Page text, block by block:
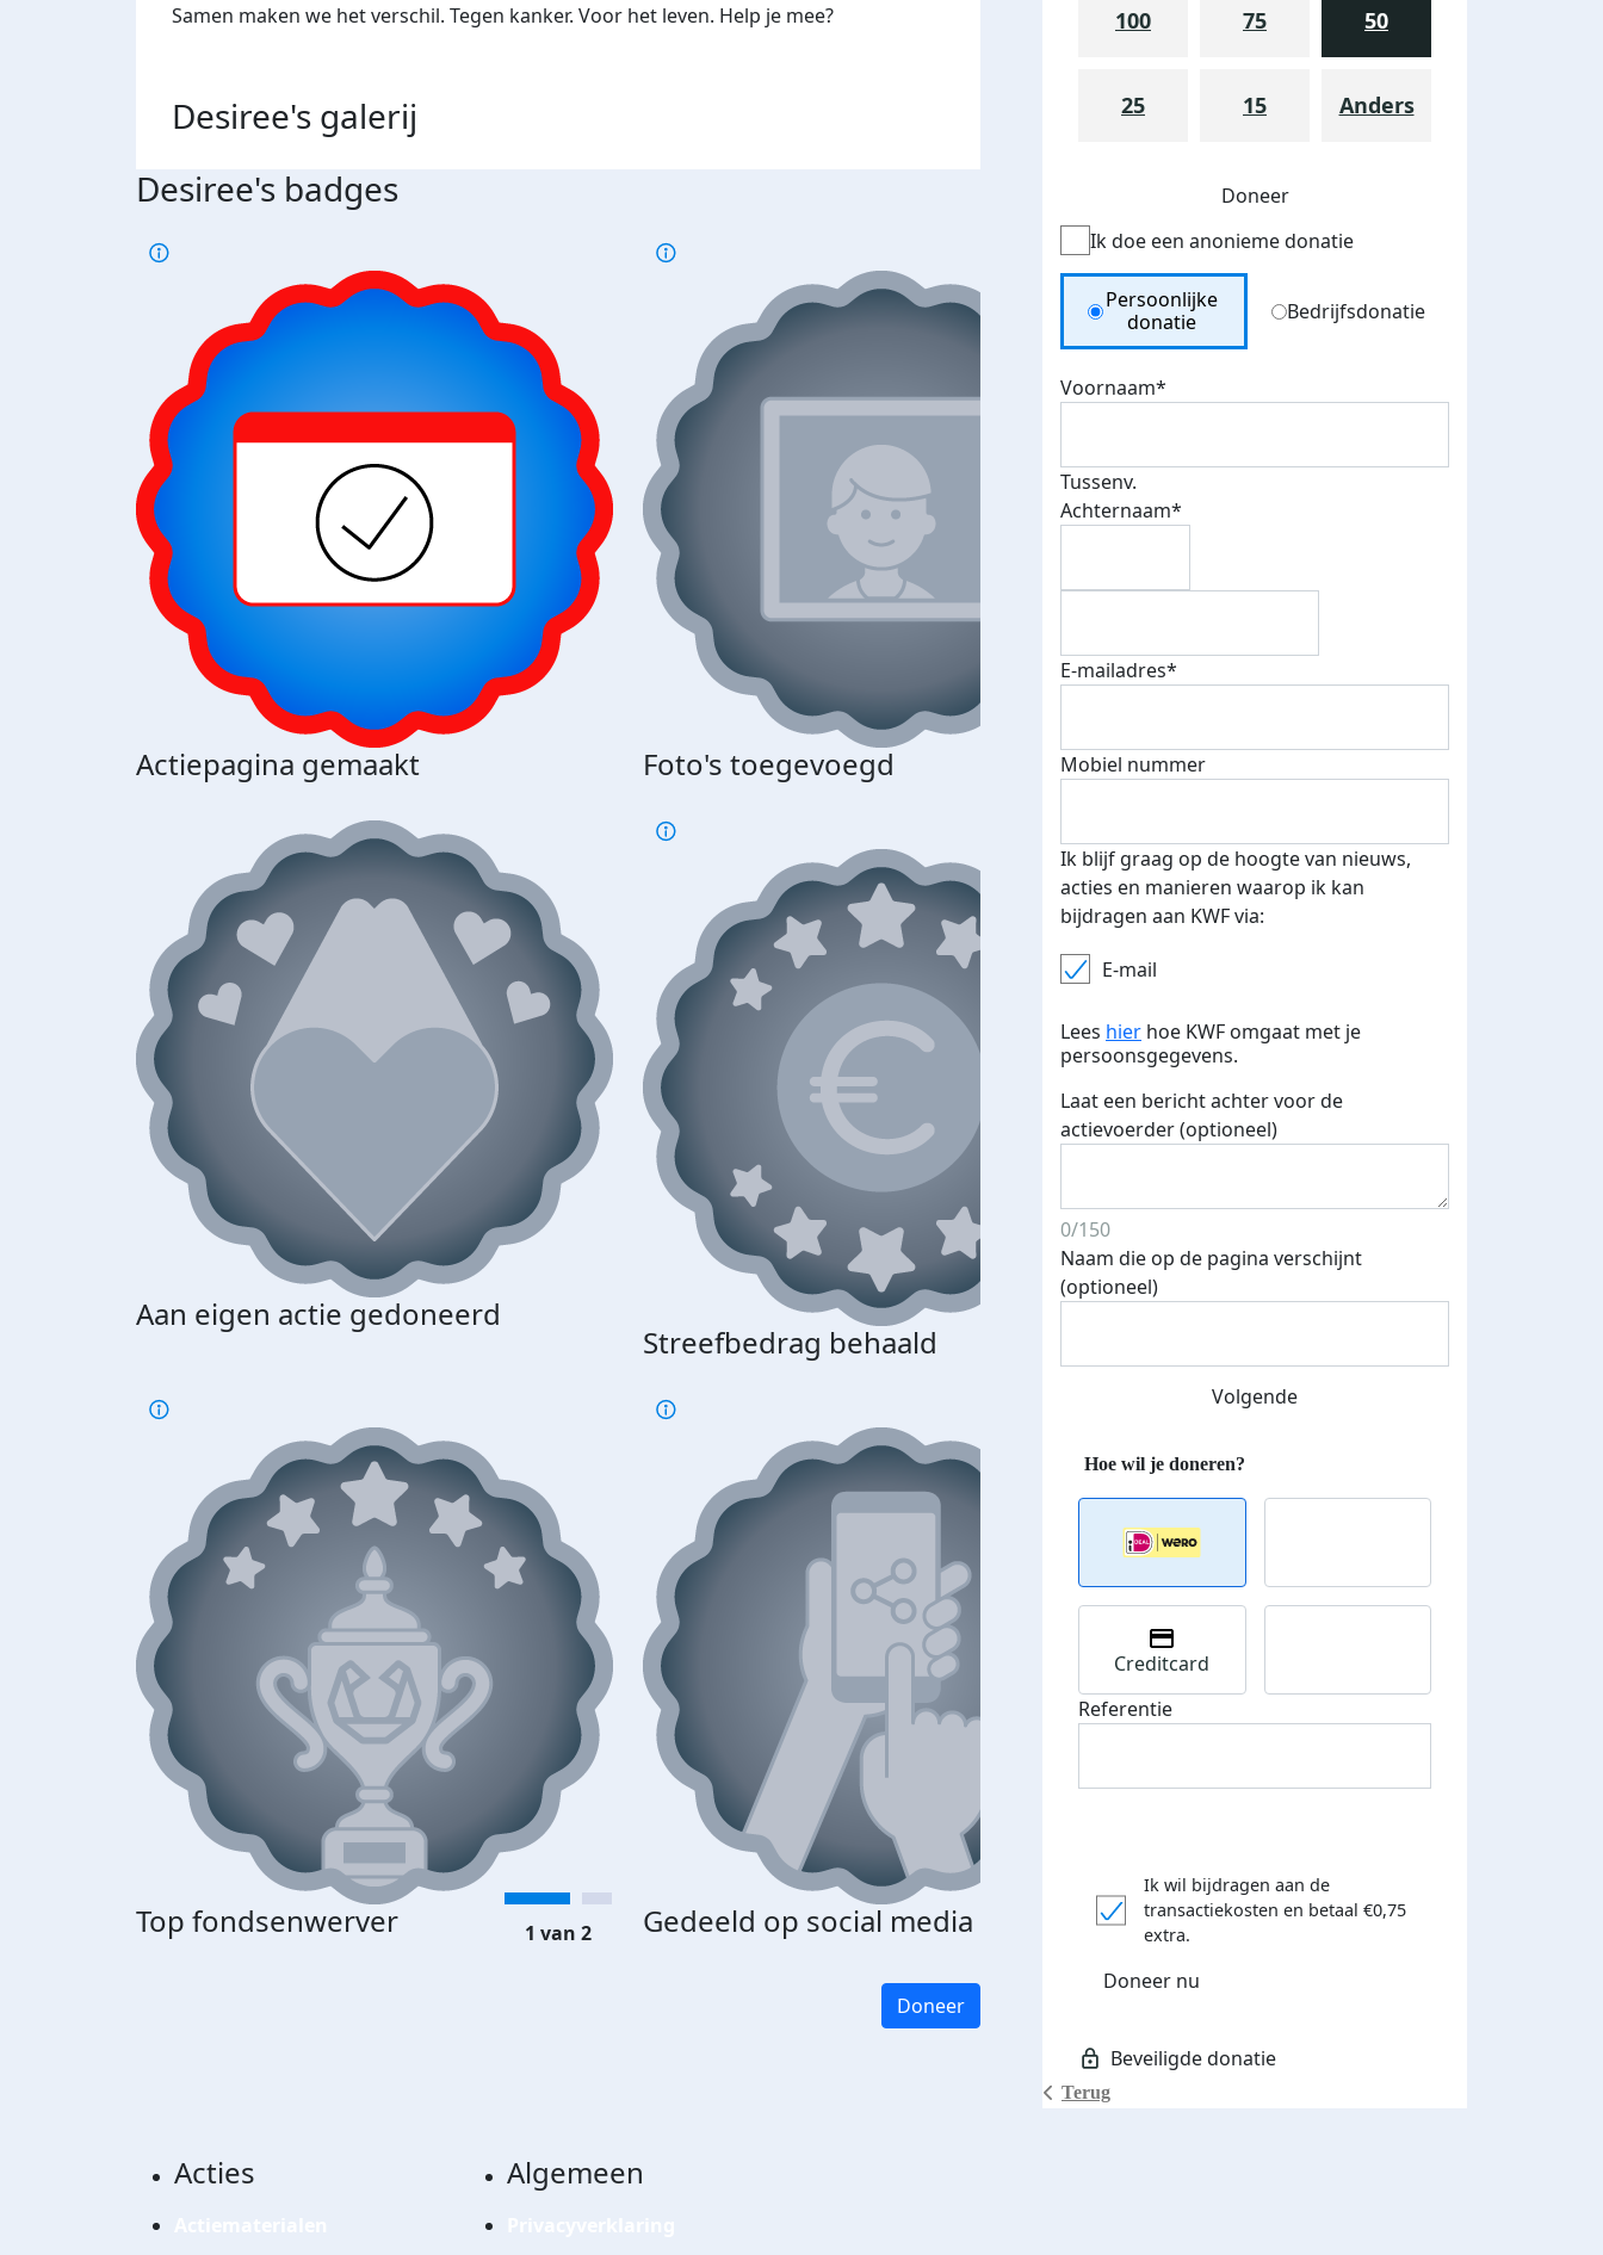
Samen maken we het verschil. Tegen kanker. Voor het leven. Help je mee?
Desiree's galerij
Desiree's badges
Actiepagina gemaakt Foto's toegevoegd E-mails verstuurd
Aan eigen actie gedoneerd
Streefbedrag behaald
Top fondsenwerver Gedeeld op social media Donateurs bedankt
je je speciale KWF t-shirt!
1 van 2
Doneer
100 75 50
25 15 Anders
Doneer
Ik doe een anonieme donatie
Donation Type
Persoonlijke
donatie
Bedrijfsdonatie
Voornaam*
Tussenv.
Achternaam*
E-mailadres*
Mobiel nummer
Ik blijf graag op de hoogte van nieuws,
acties en manieren waarop ik kan
bijdragen aan KWF via:
E-mail
Lees hier hoe KWF omgaat met je
persoonsgegevens.
Laat een bericht achter voor de
actievoerder (optioneel)
0/150
Naam die op de pagina verschijnt
(optioneel)
Volgende
Terug
Creditcard
Referentie
Ik wil bijdragen aan de
transactiekosten en betaal €0,75
extra.
Doneer nu
Acties Algemeen